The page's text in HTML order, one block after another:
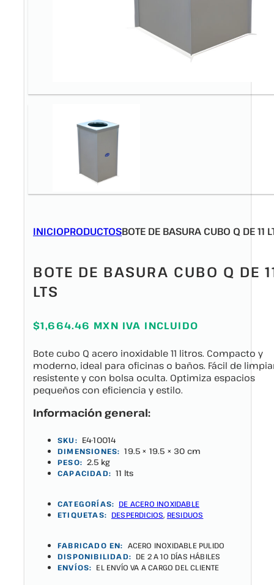
INICIOPRODUCTOSBOTE DE BASURA CUBO Q DE 11
BOTE DE BASURA CUBO Q DE
LTS
$1,664.46 MXN IVA INCLUIDO
Bote cubo Q acero inoxidable 11 litros. Compacto y
moderno, ideal para oficinas o baños. Fácil de
resistente y con bolsa oculta. Optimiza espacios
pequeños con eficiencia y estilo.
Información general:
SKU: E4-10014
DIMENSIONES: 19.5 × 19.5 × 30 cm
PESO: 2.5 kg
CAPACIDAD: 11 lts
CATEGORÍAS: DE ACERO INOXIDABLE
ETIQUETAS: DESPERDICIOS, RESIDUOS
FABRICADO EN: ACERO INOXIDABLE PULIDO
DISPONIBILIDAD: DE 2 A 10 DÍAS HÁBILES
ENVÍOS: EL ENVÍO VA A CARGO DEL CLIENTE